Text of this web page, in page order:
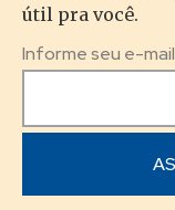
útil pra você.
Informe seu e-mail